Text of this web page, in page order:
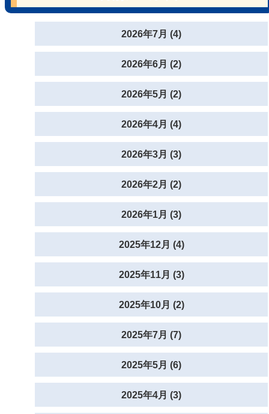
2026年7月 (4)
2026年6月 (2)
2026年5月 (2)
2026年4月 (4)
2026年3月 (3)
2026年2月 (2)
2026年1月 (3)
2025年12月 (4)
2025年11月 (3)
2025年10月 (2)
2025年7月 (7)
2025年5月 (6)
2025年4月 (3)